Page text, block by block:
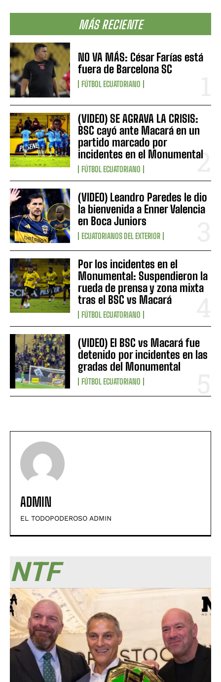
MÁS RECIENTE
NO VA MÁS: César Farías está
fuera de Barcelona SC
FÚTBOL ECUATORIANO
(VIDEO) SE AGRAVA LA CRISIS:
BSC cayó ante Macará en un
partido marcado por
incidentes en el Monumental
FÚTBOL ECUATORIANO
(VIDEO) Leandro Paredes le dio
la bienvenida a Enner Valencia
en Boca Juniors
ECUATORIANOS DEL EXTERIOR
Por los incidentes en el
Monumental: Suspendieron la
rueda de prensa y zona mixta
tras el BSC vs Macará
FÚTBOL ECUATORIANO
(VIDEO) El BSC vs Macará fue
detenido por incidentes en las
gradas del Monumental
FÚTBOL ECUATORIANO
ADMIN
EL TODOPODEROSO ADMIN
NTF